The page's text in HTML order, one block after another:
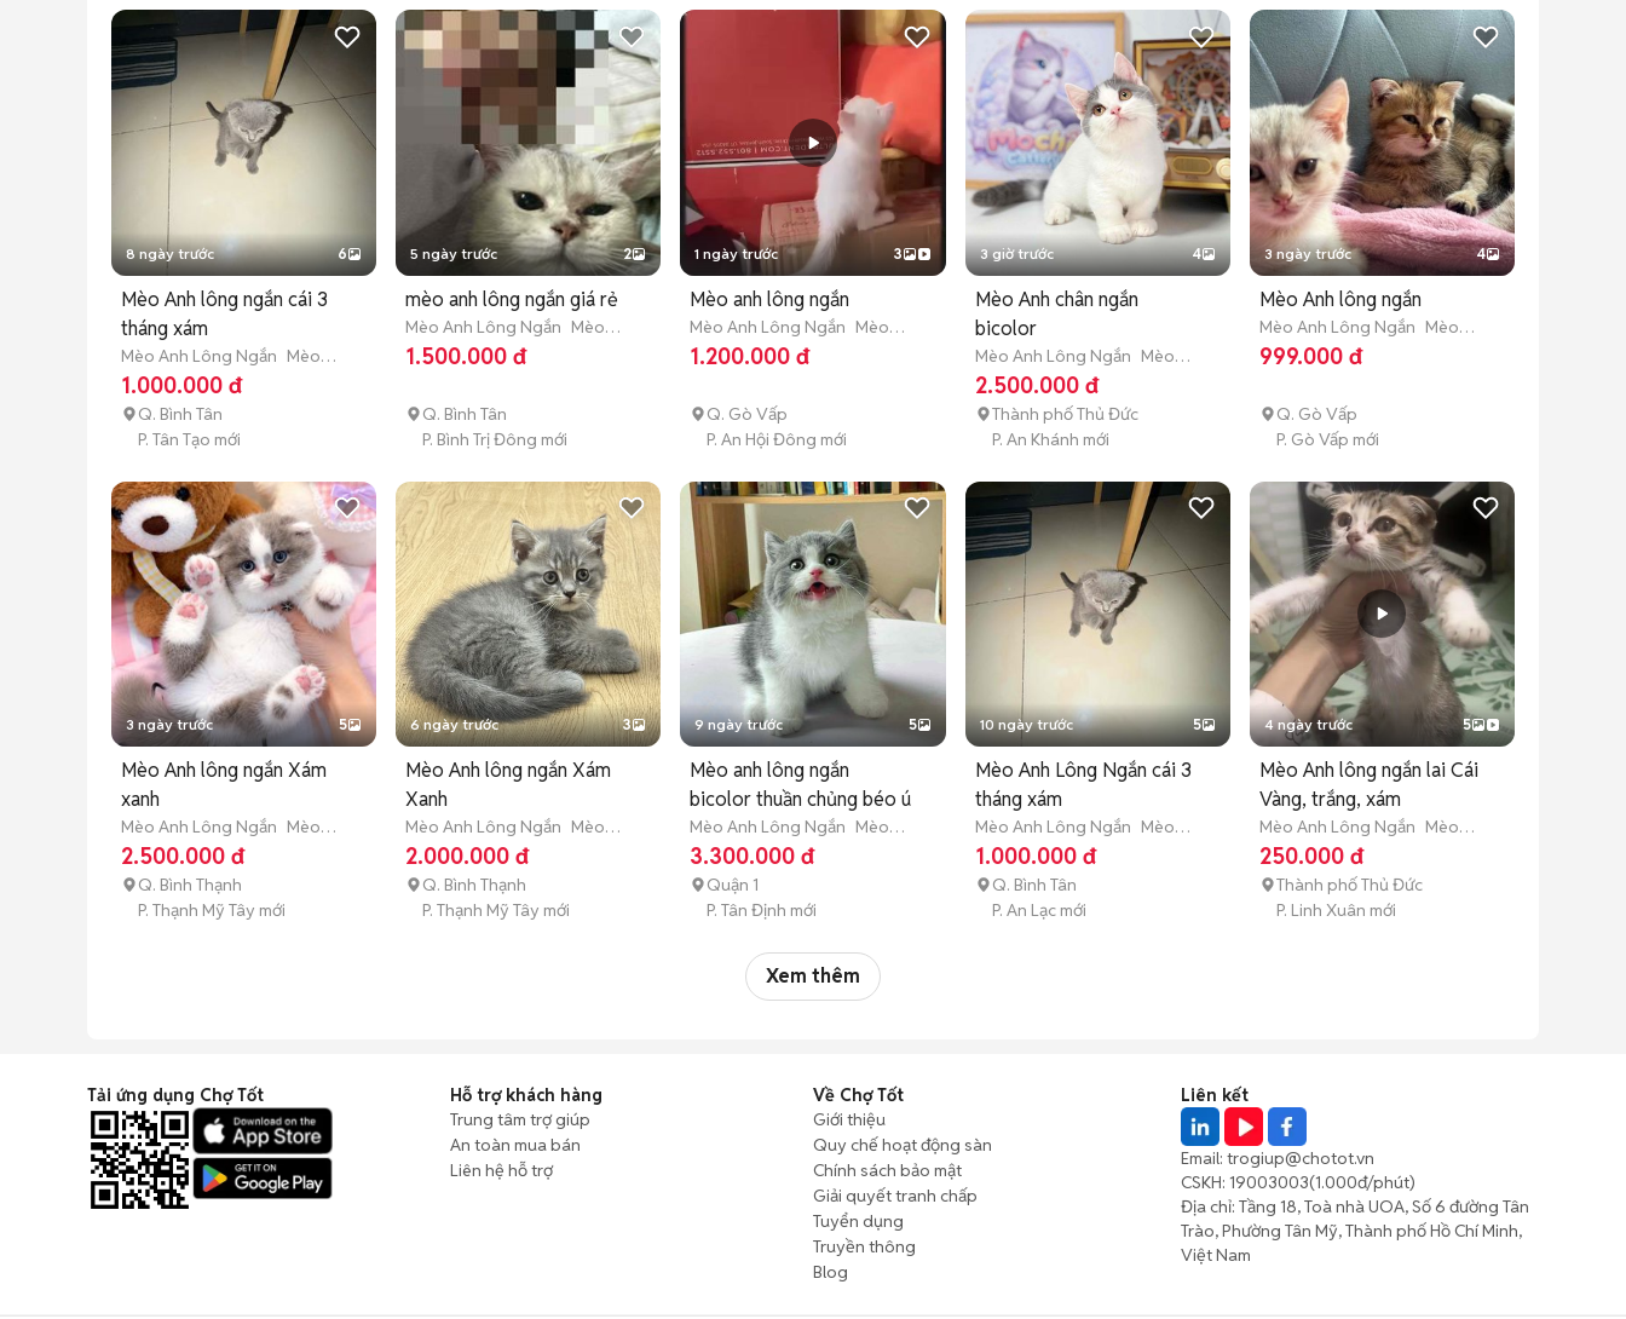
8 ngày trước 6
Mèo Anh lông ngắn cái 3
tháng xám
Mèo Anh Lông Ngắn Mèo
con (dưới 3 tháng tuổi)
1.000.000 đ
Q. Bình Tân
P. Tân Tạo mới
5 ngày trước 2
mèo anh lông ngắn giá rẻ
Mèo Anh Lông Ngắn Mèo
trưởng thành (hơn 1 tuổi)
1.500.000 đ
Q. Bình Tân
P. Bình Trị Đông mới
1 ngày trước 3
Mèo anh lông ngắn
Mèo Anh Lông Ngắn Mèo
con (dưới 3 tháng tuổi)
1.200.000 đ
Q. Gò Vấp
P. An Hội Đông mới
3 giờ trước 4
Mèo Anh chân ngắn
bicolor
Mèo Anh Lông Ngắn Mèo
con (dưới 3 tháng tuổi)
2.500.000 đ
Thành phố Thủ Đức
P. An Khánh mới
3 ngày trước 4
Mèo Anh lông ngắn
Mèo Anh Lông Ngắn Mèo
con (dưới 3 tháng tuổi)
999.000 đ
Q. Gò Vấp
P. Gò Vấp mới
3 ngày trước 5
Mèo Anh lông ngắn Xám
xanh
Mèo Anh Lông Ngắn Mèo
con (dưới 3 tháng tuổi)
2.500.000 đ
Q. Bình Thạnh
P. Thạnh Mỹ Tây mới
6 ngày trước 3
Mèo Anh lông ngắn Xám
Xanh
Mèo Anh Lông Ngắn Mèo
con (dưới 3 tháng tuổi)
2.000.000 đ
Q. Bình Thạnh
P. Thạnh Mỹ Tây mới
9 ngày trước 5
Mèo anh lông ngắn
bicolor thuần chủng béo ú
Mèo Anh Lông Ngắn Mèo
con (dưới 3 tháng tuổi)
3.300.000 đ
Quận 1
P. Tân Định mới
10 ngày trước 5
Mèo Anh Lông Ngắn cái 3
tháng xám
Mèo Anh Lông Ngắn Mèo
con (dưới 3 tháng tuổi)
1.000.000 đ
Q. Bình Tân
P. An Lạc mới
4 ngày trước 5
Mèo Anh lông ngắn lai Cái
Vàng, trắng, xám
Mèo Anh Lông Ngắn Mèo
con (dưới 3 tháng tuổi)
250.000 đ
Thành phố Thủ Đức
P. Linh Xuân mới
Xem thêm
Tải ứng dụng Chợ Tốt
Hỗ trợ khách hàng
Trung tâm trợ giúp
An toàn mua bán
Liên hệ hỗ trợ
Về Chợ Tốt
Giới thiệu
Quy chế hoạt động sàn
Chính sách bảo mật
Giải quyết tranh chấp
Tuyển dụng
Truyền thông
Blog
Liên kết
Email: trogiup@chotot.vn
CSKH: 19003003(1.000đ/phút)
Địa chỉ: Tầng 18, Toà nhà UOA, Số 6 đường Tân
Trào, Phường Tân Mỹ, Thành phố Hồ Chí Minh,
Việt Nam